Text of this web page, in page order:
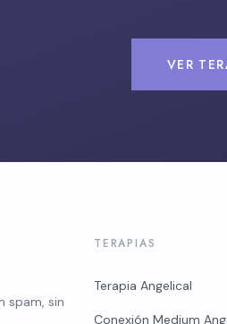
VER
spam, sin
TERAPIAS
Terapia Angelical
Conexión Medium